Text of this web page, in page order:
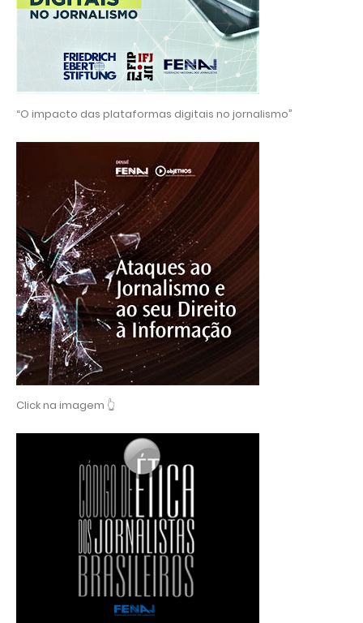
“O impacto das plataformas digitais no jornalismo”
Click na imagem 👆